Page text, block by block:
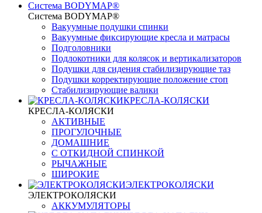
Система BODYMAP®
Система BODYMAP®
Вакуумные подушки спинки
Вакуумные фиксирующие кресла и матрасы
Подголовники
Подлокотники для колясок и вертикализаторов
Подушки для сидения стабилизирующие таз
Подушки корректирующие положение стоп
Стабилизирующие валики
КРЕСЛА-КОЛЯСКИ
КРЕСЛА-КОЛЯСКИ
АКТИВНЫЕ
ПРОГУЛОЧНЫЕ
ДОМАШНИЕ
С ОТКИДНОЙ СПИНКОЙ
РЫЧАЖНЫЕ
ШИРОКИЕ
ЭЛЕКТРОКОЛЯСКИ
ЭЛЕКТРОКОЛЯСКИ
АККУМУЛЯТОРЫ